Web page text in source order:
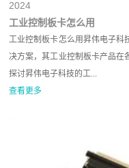
2024
工业控制板卡怎么用
工业控制板卡怎么用昇伟电子科
决方案，其工业控制板卡产品在
探讨昇伟电子科技的工...
查看更多